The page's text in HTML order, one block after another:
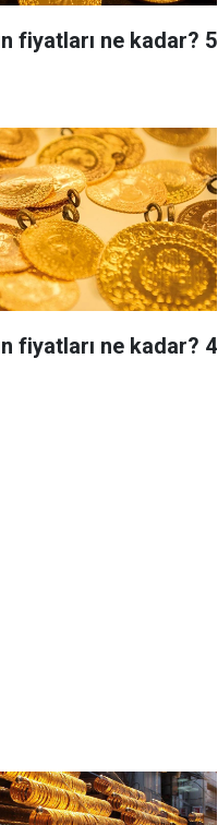
fiyatları ne kadar? 5
fiyatları ne kadar? 4